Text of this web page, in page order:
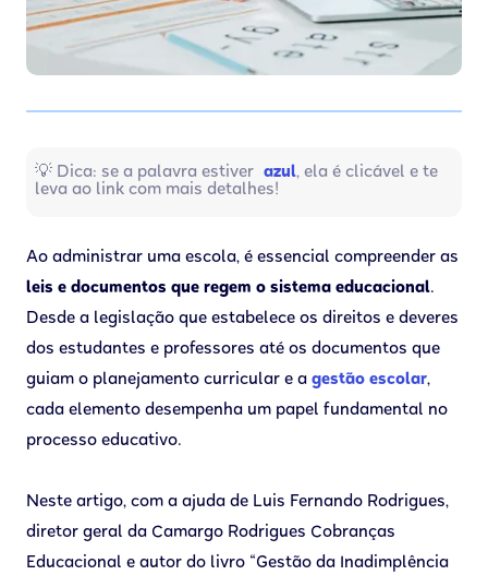
💡 Dica: se a palavra estiver azul, ela é clicável e te
leva ao link com mais detalhes!
Ao administrar uma escola, é essencial compreender as
leis e documentos que regem o sistema educacional.
Desde a legislação que estabelece os direitos e deveres
dos estudantes e professores até os documentos que
guiam o planejamento curricular e a gestão escolar,
cada elemento desempenha um papel fundamental no
processo educativo.
Neste artigo, com a ajuda de Luis Fernando Rodrigues,
diretor geral da Camargo Rodrigues Cobranças
Educacional e autor do livro “Gestão da Inadimplência